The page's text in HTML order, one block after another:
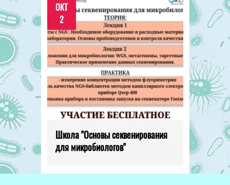
ОКТ
2
Школа "Основы секвенирования
для микробиологов"